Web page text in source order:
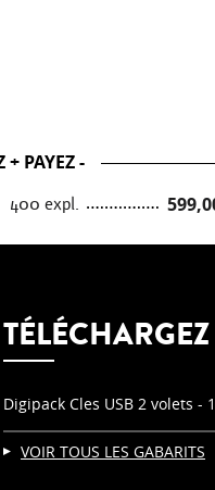
PAYEZ -
400 expl.
Digipack Cles USB 2 volets -
VOIR TOUS LES GABARITS